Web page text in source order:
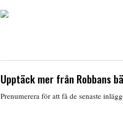
Upptäck mer från Robbans
Prenumerera för att få de senaste